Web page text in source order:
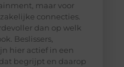
maar voor
connecties.
dan op welk
Beslissers,
hier actief in een
begrijpt en daarop